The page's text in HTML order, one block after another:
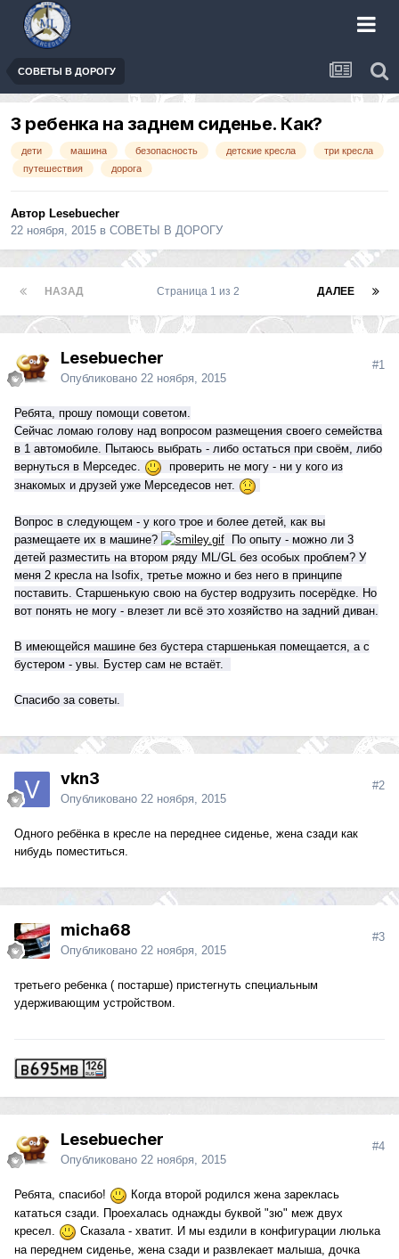
СОВЕТЫ В ДОРОГУ
3 ребенка на заднем сиденье. Как?
дети машина безопасность детские кресла
три кресла
путешествия
дорога
Автор Lesebuecher
22 ноября, 2015 в СОВЕТЫ В ДОРОГУ
НАЗАД ДАЛЕЕ
Страница 1 из 2
Lesebuecher
Опубликовано 22 ноября, 2015
#1
Ребята, прошу помощи советом.
Сейчас ломаю голову над вопросом размещения своего семейства
в 1 автомобиле. Пытаюсь выбрать - либо остаться при своём, либо
вернуться в Мерседес.
проверить не могу - ни у кого из
знакомых и друзей уже Мерседесов нет.
Вопрос в следующем - у кого трое и более детей, как вы
размещаете их в машине?
По опыту - можно ли 3
детей разместить на втором ряду ML/GL без особых проблем? У
меня 2 кресла на Isofix, третье можно и без него в принципе
поставить. Старшенькую свою на бустер водрузить посерёдке. Но
вот понять не могу - влезет ли всё это хозяйство на задний диван.
В имеющейся машине без бустера старшенькая помещается, а с
бустером - увы. Бустер сам не встаёт.
Спасибо за советы.
vkn3
Опубликовано 22 ноября, 2015
#2
Одного ребёнка в кресле на переднее сиденье, жена сзади как
нибудь поместиться.
micha68
Опубликовано 22 ноября, 2015
#3
третьего ребенка ( постарше) пристегнуть специальным
удерживающим устройством.
Lesebuecher
Опубликовано 22 ноября, 2015
#4
Ребята, спасибо!
Когда второй родился жена зареклась
кататься сзади. Проехалась однажды буквой "зю" меж двух
кресел.
Сказала - хватит. И мы ездили в конфигурации люлька
на переднем сиденье, жена сзади и развлекает малыша, дочка